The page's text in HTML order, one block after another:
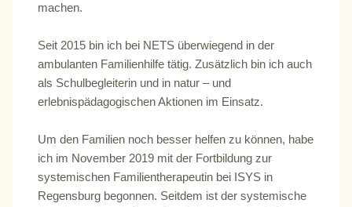
machen.
Seit 2015 bin ich bei NETS überwiegend in der
ambulanten Familienhilfe tätig. Zusätzlich bin ich auch
als Schulbegleiterin und in natur – und
erlebnispädagogischen Aktionen im Einsatz.
Um den Familien noch besser helfen zu können, habe
ich im November 2019 mit der Fortbildung zur
systemischen Familientherapeutin bei ISYS in
Regensburg begonnen. Seitdem ist der systemische